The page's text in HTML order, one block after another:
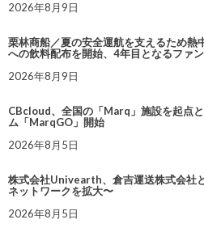
2026年8月9日
栗林商船／夏の安全運航を支えるため熱
への飲料配布を開始、4年目となるファ
2026年8月9日
CBcloud、全国の「Marq」施設を起点
ム「MarqGO」開始
2026年8月5日
株式会社Univearth、倉吉運送株式会社
ネットワークを拡大〜
2026年8月5日